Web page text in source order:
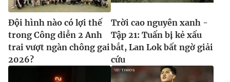
Đội hình nào có lợi thế
trong Công diễn 2 Anh
trai vượt ngàn chông gai
2026?
Trời cao nguyên xanh -
Tập 21: Tuấn bị kẻ xấu
bắt, Lan Lok bất ngờ giải
cứu